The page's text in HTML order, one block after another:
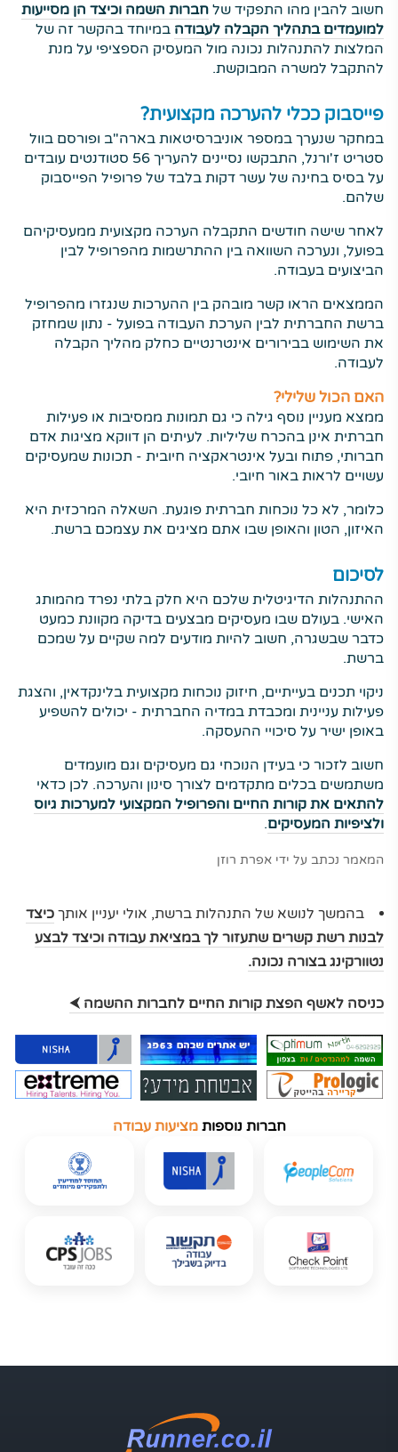
חשוב להבין מהו התפקיד של חברות השמה וכיצד הן מסייעות
למועמדים בתהליך הקבלה לעבודה במיוחד בהקשר זה של
המלצות להתנהלות נכונה מול המעסיק הספציפי על מנת
להתקבל למשרה המבוקשת.
פייסבוק ככלי להערכה מקצועית?
במחקר שנערך במספר אוניברסיטאות בארה"ב ופורסם בוול
סטריט ז'ורנל, התבקשו נסיינים להעריך 56 סטודנטים עובדים
על בסיס בחינה של עשר דקות בלבד של פרופיל הפייסבוק
שלהם.
לאחר שישה חודשים התקבלה הערכה מקצועית ממעסיקיהם
בפועל, ונערכה השוואה בין ההתרשמות מהפרופיל לבין
הביצועים בעבודה.
הממצאים הראו קשר מובהק בין ההערכות שנגזרו מהפרופיל
ברשת החברתית לבין הערכת העבודה בפועל - נתון שמחזק
את השימוש בבירורים אינטרנטיים כחלק מהליך הקבלה
לעבודה.
האם הכול שלילי?
ממצא מעניין נוסף גילה כי גם תמונות ממסיבות או פעילות
חברתית אינן בהכרח שליליות. לעיתים הן דווקא מציגות אדם
חברותי, פתוח ובעל אינטראקציה חיובית - תכונות שמעסיקים
עשויים לראות באור חיובי.
כלומר, לא כל נוכחות חברתית פוגעת. השאלה המרכזית היא
האיזון, הטון והאופן שבו אתם מציגים את עצמכם ברשת.
לסיכום
ההתנהלות הדיגיטלית שלכם היא חלק בלתי נפרד מהמותג
האישי. בעולם שבו מעסיקים מבצעים בדיקה מקוונת כמעט
כדבר שבשגרה, חשוב להיות מודעים למה שקיים על שמכם
ברשת.
ניקוי תכנים בעייתיים, חיזוק נוכחות מקצועית בלינקדאין, והצגת
פעילות עניינית ומכבדת במדיה החברתית - יכולים להשפיע
באופן ישיר על סיכויי ההעסקה.
חשוב לזכור כי בעידן הנוכחי גם מעסיקים וגם מועמדים
משתמשים בכלים מתקדמים לצורך סינון והערכה. לכן כדאי
להתאים את קורות החיים והפרופיל המקצועי למערכות גיוס
ולציפיות המעסיקים.
המאמר נכתב על ידי אפרת רוזן
בהמשך לנושא של התנהלות ברשת, אולי יעניין אותך כיצד
לבנות רשת קשרים שתעזור לך במציאת עבודה וכיצד לבצע
נטוורקינג בצורה נכונה.
כניסה לאשף הפצת קורות החיים לחברות ההשמה ⮜
חברות נוספותמציעות עבודה